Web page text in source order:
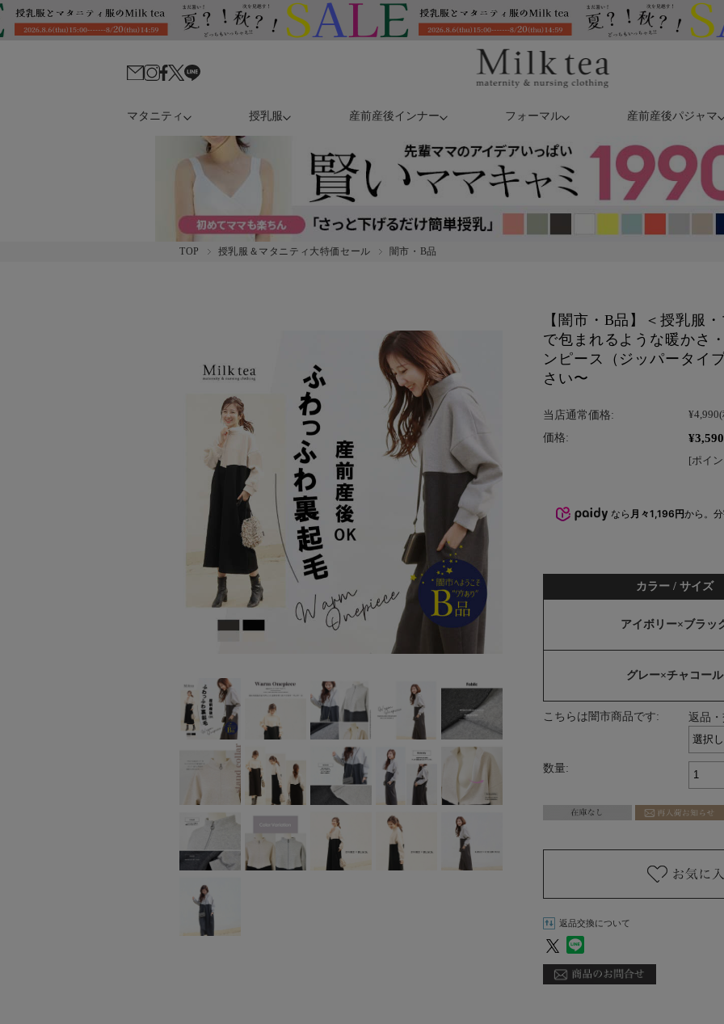
マタニティ 授乳服 産前産後インナー フォーマル 産前産後パジャマ
TOP 授乳服＆マタニティ大特価セール 闇市・B品
【闇市・B品】＜授乳服
で包まれるような暖かさ
ンピース（ジッパータイ
さい〜
当店通常価格: ¥4,990
価格: ¥3,590
[ポイ
なら 月々1,196円から。
カラー / サイズ
アイボリー×ブラッ
グレー×チャコール
こちらは闇市商品です: 返品
数量:
返品交換について